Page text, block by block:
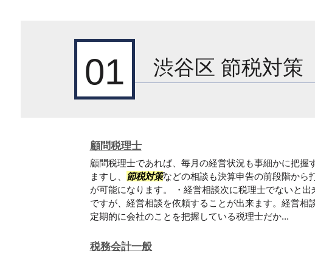
01 渋谷区 節税対策
顧問税理士
顧問税理士であれば、毎月の経営状況も事細かに把握
ますし、
節税対策などの相談も決算申告の前段階から
が可能になります。 ・経営相談次に税理士でないと出
ですが、経営相談を依頼することが出来ます。経営相
定期的に会社のことを把握している税理士だか...
税務会計一般